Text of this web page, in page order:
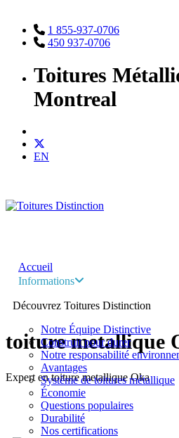
1 855-937-0706
450 937-0706
Toitures
Montreal
EN
Accueil
Informations
Découvrez Toitures Distinction
Notre Équipe Distinctive
Construit pour durer
Notre responsabilité
Avantages
Système de toitures métallique
Économie
Questions populaires
Durabilité
Nos certifications
toiture metallique
Expert en toiture metallique Oka